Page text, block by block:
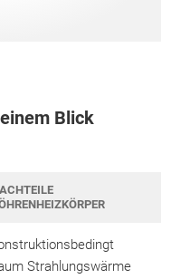
Blick
Strahlungswärme